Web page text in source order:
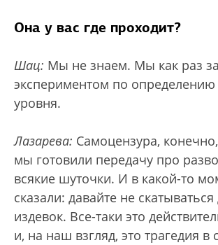
Она у вас где проходит?
Шац: Мы не знаем. Мы как раз
экспериментом по определению
уровня.
Лазарева: Самоцензура,
мы готовили передачу про
всякие шуточки. И в какой-то
сказали: давайте не
издевок. Все-таки это
и, на наш взгляд, это трагедия в